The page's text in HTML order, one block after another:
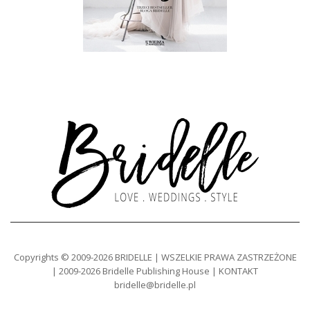
Copyrights © 2009-2026 BRIDELLE | WSZELKIE PRAWA ZASTRZEŻONE
| 2009-2026 Bridelle Publishing House | KONTAKT
bridelle@bridelle.pl